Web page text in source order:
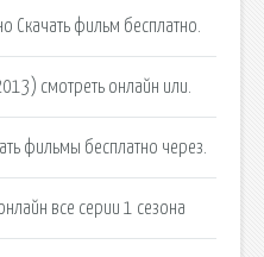
Cкачать фильм бесплатно.
смотреть онлайн или.
фильмы бесплатно через.
все серии 1 сезона